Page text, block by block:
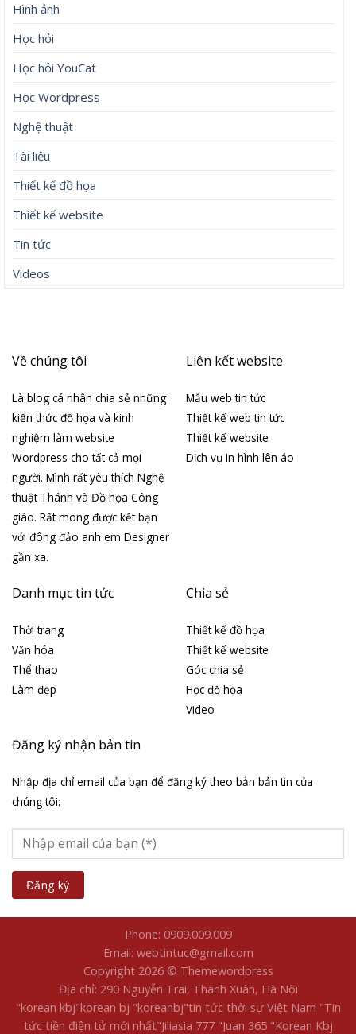
Hình ảnh
Học hỏi
Học hỏi YouCat
Học Wordpress
Nghệ thuật
Tài liệu
Thiết kế đồ họa
Thiết kế website
Tin tức
Videos
Về chúng tôi
Là blog cá nhân chia sẻ những
kiến thức đồ họa và kinh
nghiệm làm website
Wordpress cho tất cả mọi
người. Mình rất yêu thích Nghệ
thuật Thánh và Đồ họa Công
giáo. Rất mong được kết bạn
với đông đảo anh em Designer
gần xa.
Liên kết website
Mẫu web tin tức
Thiết kế web tin tức
Thiết kế website
Dịch vụ In hình lên áo
Danh mục tin tức
Thời trang
Văn hóa
Thể thao
Làm đẹp
Chia sẻ
Thiết kế đồ họa
Thiết kế website
Góc chia sẻ
Học đồ họa
Video
Đăng ký nhận bản tin
Nhập địa chỉ email của bạn để đăng ký theo bản bản tin của
chúng tôi:
Phone: 0909.009.009
Email: webtintuc@gmail.com
Copyright 2026 © Themewordpress
Địa chỉ: 290 Nguyễn Trãi, Thanh Xuân, Hà Nội
"korean kbj​"korean bj "koreanbj​"tin tức thời sự Việt Nam "Tin
tức tiền điện tử mới nhất​"Jiliasia 777 "Juan 365 "Korean Kbj